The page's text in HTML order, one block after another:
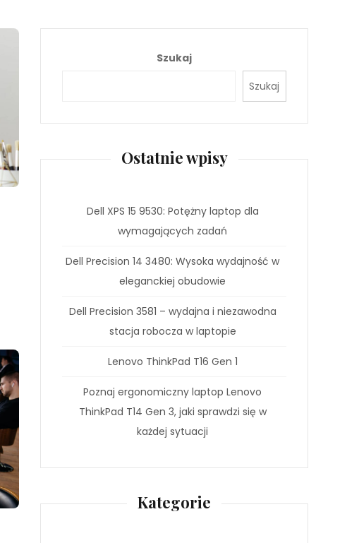
Szukaj
Szukaj
Ostatnie wpisy
Dell XPS 15 9530: Potężny laptop dla
wymagających zadań
Dell Precision 14 3480: Wysoka wydajność w
eleganckiej obudowie
Dell Precision 3581 – wydajna i niezawodna
stacja robocza w laptopie
Lenovo ThinkPad T16 Gen 1
Poznaj ergonomiczny laptop Lenovo
ThinkPad T14 Gen 3, jaki sprawdzi się w
każdej sytuacji
Kategorie